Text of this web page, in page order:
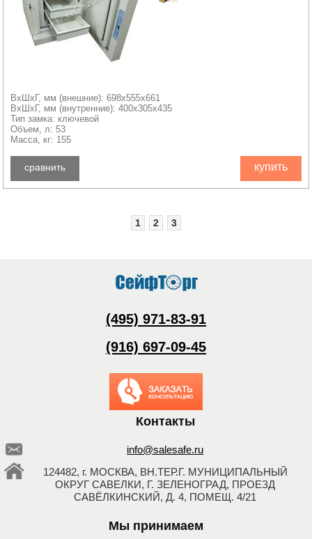
ВхШхГ, мм (внешние): 698x555x661
ВхШхГ, мм (внутренние): 400x305x435
Тип замка: ключевой
Объем, л: 53
Масса, кг: 155
купить
сравнить
1 2 3
(495) 971-83-91
(916) 697-09-45
Заказать обратный
звонок
Контакты
info@salesafe.ru
124482, г. МОСКВА, ВН.ТЕР.Г. МУНИЦИПАЛЬНЫЙ
ОКРУГ САВЕЛКИ, Г. ЗЕЛЕНОГРАД, ПРОЕЗД
САВЁЛКИНСКИЙ, Д. 4, ПОМЕЩ. 4/21
Мы принимаем